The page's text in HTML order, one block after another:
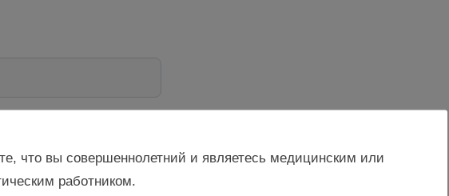
что вы совершеннолетний и являетесь медицинским или
работником.